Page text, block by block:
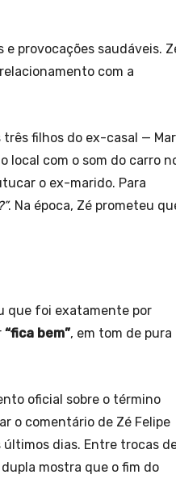
provocações saudáveis.
com a
filhos do ex-casal —
local com o som do carro
o ex-marido. Para
. Na época, Zé prometeu
que foi exatamente por
“fica bem”, em tom de pura
oficial sobre o término
o comentário de Zé Felipe
últimos dias. Entre trocas
mostra que o fim do